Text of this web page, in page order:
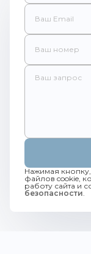
Нажимая
файлов cookie,
работу сайта и
безопасности.